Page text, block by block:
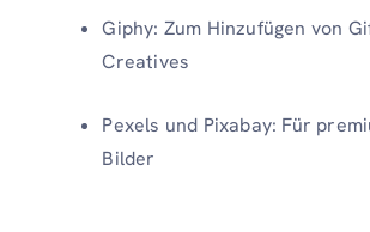
Giphy: Zum Hinzufügen von
Creatives
Pexels und Pixabay: Für
Bilder